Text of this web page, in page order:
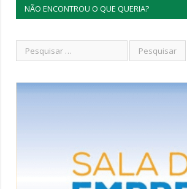
NÃO ENCONTROU O QUE QUERIA?